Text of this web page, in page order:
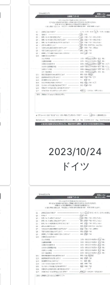
2023/10/24
ドイツ